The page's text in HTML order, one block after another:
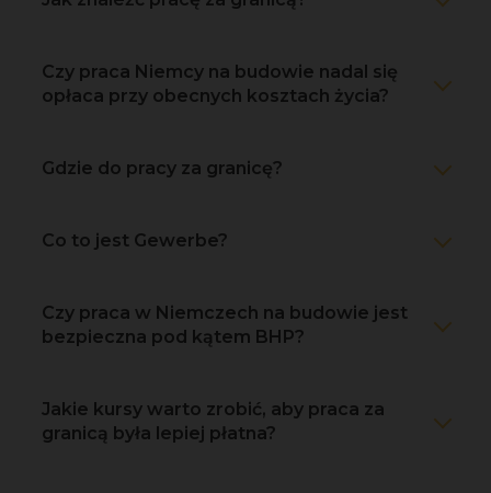
Czy praca Niemcy na budowie nadal się
opłaca przy obecnych kosztach życia?
Gdzie do pracy za granicę?
Co to jest Gewerbe?
Czy praca w Niemczech na budowie jest
bezpieczna pod kątem BHP?
Jakie kursy warto zrobić, aby praca za
granicą była lepiej płatna?